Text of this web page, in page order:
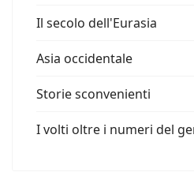
Il secolo dell'Eurasia
Asia occidentale
Storie sconvenienti
I volti oltre i numeri del